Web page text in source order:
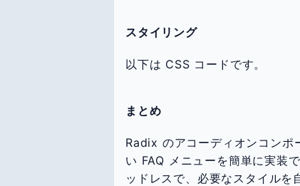
スタイリング
以下は CSS コードです。
まとめ
Radix のアコーディオンコンポ
い FAQ メニューを簡単に実装
ッドレスで、必要なスタイルを